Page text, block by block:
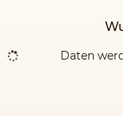
Daten